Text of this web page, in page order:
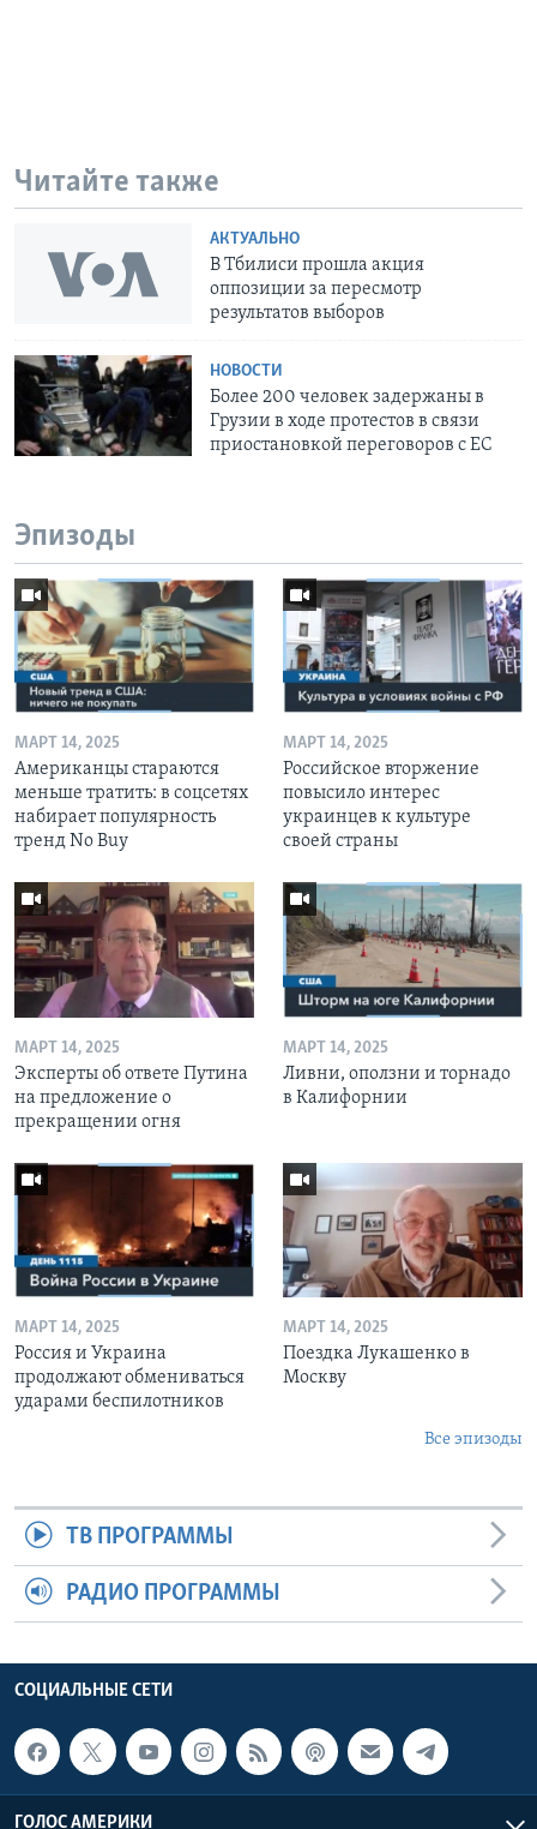
Читайте также
АКТУАЛЬНО
В Тбилиси прошла акция
оппозиции за пересмотр
результатов выборов
НОВОСТИ
Более 200 человек задержаны в
Грузии в ходе протестов в связи
приостановкой переговоров с ЕС
Эпизоды
МАРТ 14, 2025
Американцы стараются
меньше тратить: в соцсетях
набирает популярность
тренд No Buy
МАРТ 14, 2025
Российское вторжение
повысило интерес
украинцев к культуре
своей страны
МАРТ 14, 2025
Эксперты об ответе Путина
на предложение о
прекращении огня
МАРТ 14, 2025
Ливни, оползни и торнадо
в Калифорнии
МАРТ 14, 2025
Россия и Украина
продолжают обмениваться
ударами беспилотников
МАРТ 14, 2025
Поездка Лукашенко в
Москву
Все эпизоды
ТВ ПРОГРАММЫ
РАДИО ПРОГРАММЫ
СОЦИАЛЬНЫЕ СЕТИ
ГОЛОС АМЕРИКИ